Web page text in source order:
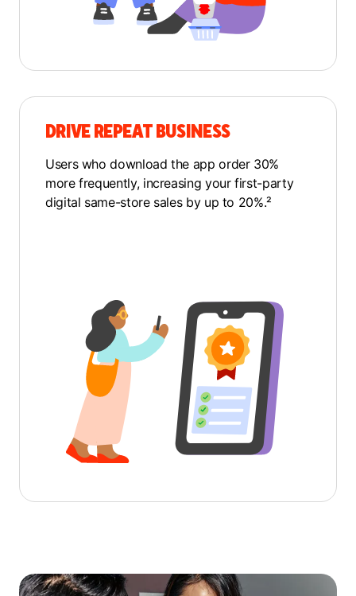
DRIVE REPEAT BUSINESS
Users who download the app order 30%
more frequently, increasing your first-party
digital same-store sales by up to 20%.²